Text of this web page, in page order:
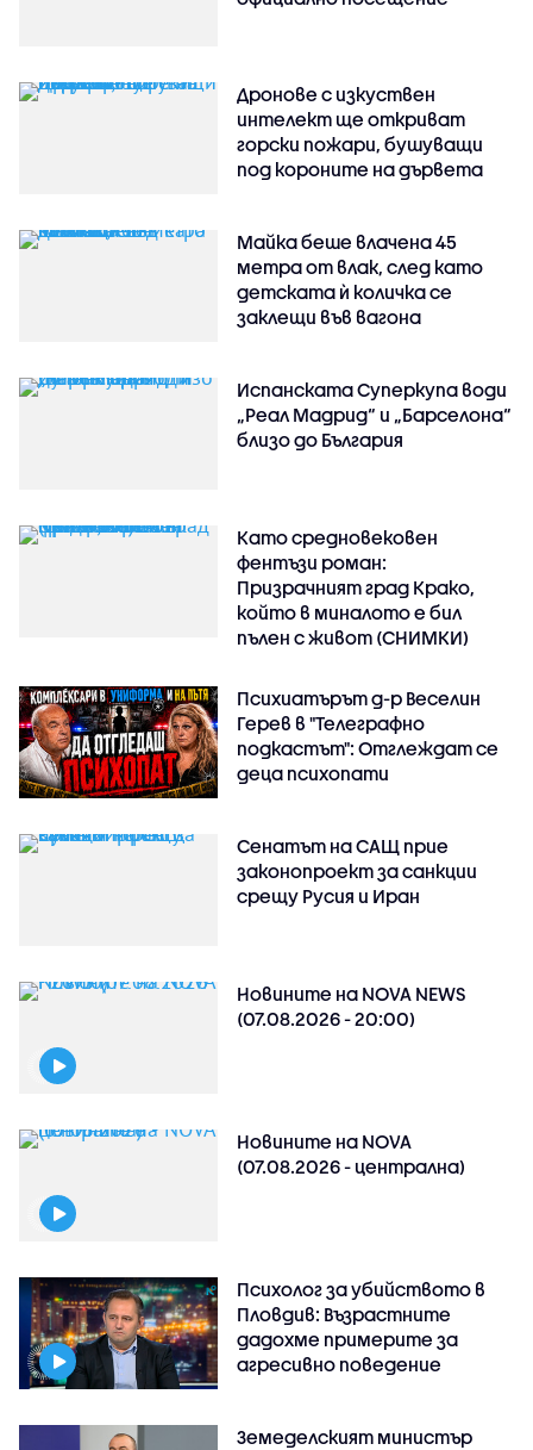
Дронове с изкуствен
интелект ще откриват
горски пожари, бушуващи
под короните на дървета
Майка беше влачена 45
метра от влак, след като
детската ѝ количка се
заклещи във вагона
Испанската Суперкупа води
„Реал Мадрид“ и „Барселона“
близо до България
Като средновековен
фентъзи роман:
Призрачният град Крако,
който в миналото е бил
пълен с живот (СНИМКИ)
Психиатърът д-р Веселин
Герев в "Телеграфно
подкастът": Отглеждат се
деца психопати
Сенатът на САЩ прие
законопроект за санкции
срещу Русия и Иран
Новините на NOVA NEWS
(07.08.2026 - 20:00)
Новините на NOVA
(07.08.2026 - централна)
Психолог за убийството в
Пловдив: Възрастните
дадохме примерите за
агресивно поведение
Земеделският министър